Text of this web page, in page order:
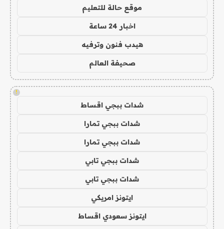
موقع حالة للتعليم
اخبار 24 ساعة
هيدب فنون وترفيه
صحيفة العالم
!
شدات ببجي اقساط
شدات ببجي تمارا
شدات ببجي تمارا
شدات ببجي تابي
شدات ببجي تابي
ايتونز امريكي
ايتونز سعودي اقساط